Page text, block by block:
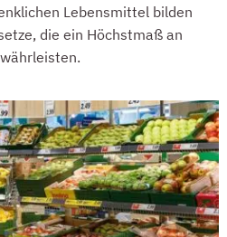
Lebensmittel bilden
die ein Höchstmaß an